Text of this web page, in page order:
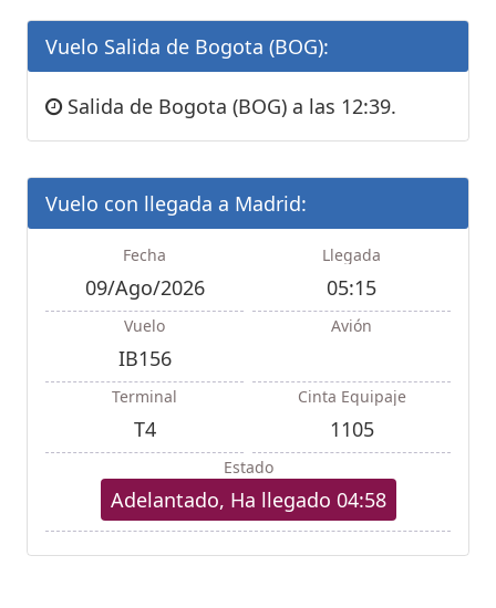
Vuelo Salida de Bogota (BOG):
Salida de Bogota (BOG) a las 12:39.
Vuelo con llegada a Madrid:
Fecha
09/Ago/2026
Llegada
05:15
Vuelo
IB156
Avión
Terminal
T4
Cinta Equipaje
1105
Estado
Adelantado, Ha llegado 04:58